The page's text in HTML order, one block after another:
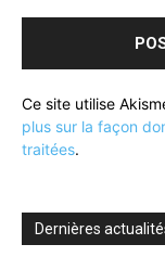
Ce site utilise
plus sur la façon
traitées.
Dernières